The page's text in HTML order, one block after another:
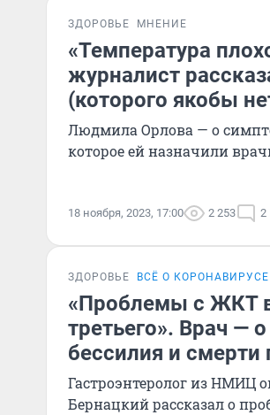
ЗДОРОВЬЕ МНЕНИЕ
«Температура
журналист
(которого якобы
Людмила Орлова — о
которое ей назначили
18 ноября, 2023, 17:00 2 253 2
ЗДОРОВЬЕ ВСЁ О КОРОНАВИРУСЕ
«Проблемы с ЖКТ
третьего». Врач —
бессилия и смерти
Гастроэнтеролог из НМИЦ
Бернацкий рассказал о